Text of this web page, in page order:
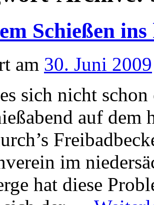
Schießen
am 30. Juni 2009
sich nicht
auf dem
im
hat diese